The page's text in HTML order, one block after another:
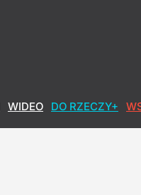
WIDEO DO RZECZY+